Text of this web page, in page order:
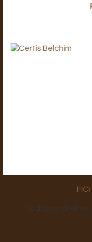
Todos os